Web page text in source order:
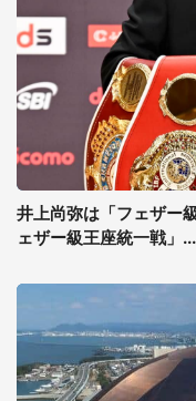
井上尚弥は「フェザー
ェザー級王座統一戦」